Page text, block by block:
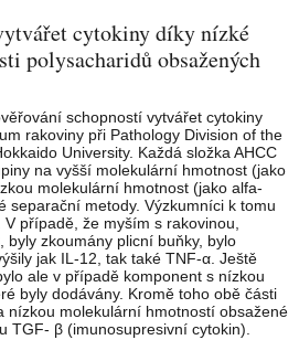
cytokiny díky nízké
polysacharidů obsažených
schopností vytvářet cytokiny
rakoviny při Pathology Division of the
University. Každá složka AHCC
na vyšší molekulární hmotnost (jako
molekulární hmotnost (jako alfa-
separační metody. Výzkumníci k tomu
případě, že myším s rakovinou,
byly zkoumány plicní buňky, bylo
jak IL-12, tak také TNF-α. Ještě
ale v případě komponent s nízkou
byly dodávány. Kromě toho obě části
nízkou molekulární hmotností obsažené
TGF- β (imunosupresivní cytokin).